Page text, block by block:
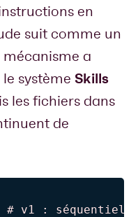
en
suit comme un
a
système Skills
les fichiers dans
de
# v1 : séquentiel